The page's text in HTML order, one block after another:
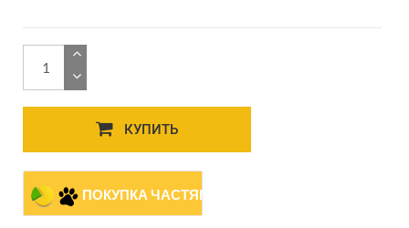
КУПИТЬ
ПОКУПКА ЧАСТЯМИ